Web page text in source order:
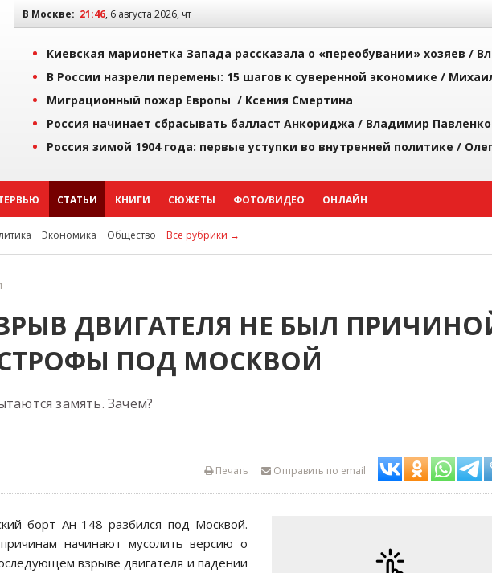
В Москве: 21:46, 6 августа 2026, чт
Киевская марионетка Запада рассказала о «переобувании» хозяев /
В России назрели перемены: 15 шагов к суверенной экономике /
Миграционный пожар Европы / Ксения Смертина
Россия начинает сбрасывать балласт Анкориджа / Владимир Павленко
Россия зимой 1904 года: первые уступки во внутренней политике /
СТАТЬИ КНИГИ СЮЖЕТЫ ФОТО/ВИДЕО ОНЛАЙН
Экономика Общество Все рубрики →
ДВИГАТЕЛЯ НЕ БЫЛ
ПОД МОСКВОЙ
замять. Зачем?
Отправить по email
Печать
борт Ан-148 разбился под Москвой.
начинают мусолить версию о
взрыве двигателя и падении